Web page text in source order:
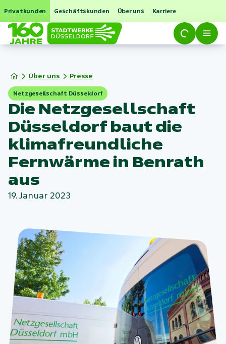
Privatkunden Geschäftskunden Über uns Karriere
Über uns Presse
Netzgesellschaft Düsseldorf
Die Netzgesellschaft
Düsseldorf baut die
klimafreundliche
Fernwärme in Benrath
aus
19. Januar 2023